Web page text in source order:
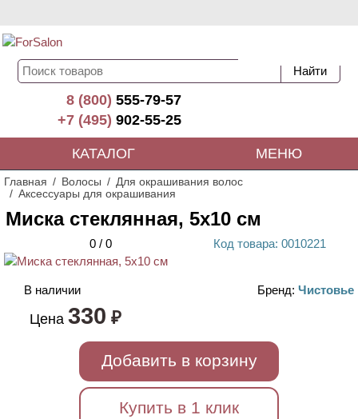
8 (800)555-79-57
+7 (495)902-55-25
КАТАЛОГ МЕНЮ
Главная Волосы
Для окрашивания волос
Аксессуары для окрашивания
Миска стеклянная, 5х10 см
0 / 0 Код товара: 0010221
В наличии Бренд: Чистовье
Цена 330 ₽
Добавить в корзину
Купить в 1 клик